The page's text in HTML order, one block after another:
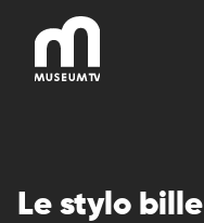
contenu
Le stylo bille